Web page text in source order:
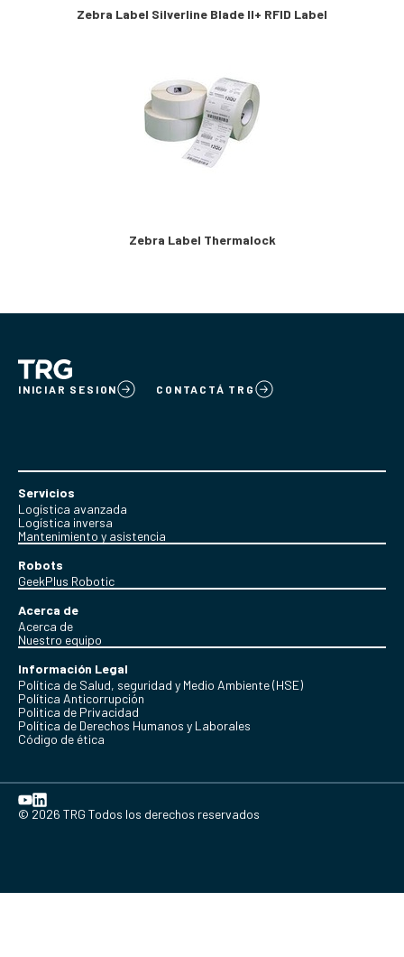
Zebra Label Silverline Blade II+ RFID Label
Zebra Label Thermalock
INICIAR SESION CONTACTÁ TRG
Servicios
Logística avanzada
Logística inversa
Mantenimiento y asistencia
Robots
GeekPlus Robotic
Acerca de
Acerca de
Nuestro equipo
Información Legal
Política de Salud, seguridad y Medio Ambiente (HSE)
Política Anticorrupción
Politica de Privacidad
Política de Derechos Humanos y Laborales
Código de ética
© 2026 TRG Todos los derechos reservados